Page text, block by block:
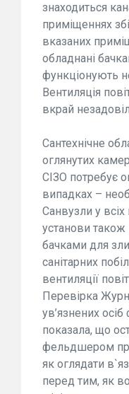
знаходиться
приміщеннях
вказаних
обладнані
функціонують
Вентиляція
вкрай
Сантехнічне
оглянутих
СІЗО потребує
випадках –
Санвузли у
установи
бачками для
санітарних
вентиляції
Перевірка
ув’язнених
показала, що
фельдшером
як оглядати
перед тим, як